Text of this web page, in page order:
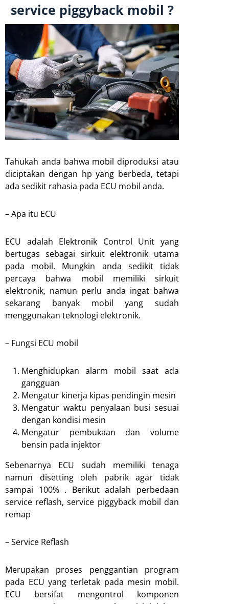
service piggyback mobil ?
Tahukah anda bahwa mobil diproduksi atau
diciptakan dengan hp yang berbeda, tetapi
ada sedikit rahasia pada ECU mobil anda.
– Apa itu ECU
ECU adalah Elektronik Control Unit yang
bertugas sebagai sirkuit elektronik utama
pada mobil. Mungkin anda sedikit tidak
percaya bahwa mobil memiliki sirkuit
elektronik, namun perlu anda ingat bahwa
sekarang banyak mobil yang sudah
menggunakan teknologi elektronik.
– Fungsi ECU mobil
Menghidupkan alarm mobil saat ada
gangguan
Mengatur kinerja kipas pendingin mesin
Mengatur waktu penyalaan busi sesuai
dengan kondisi mesin
Mengatur pembukaan dan volume
bensin pada injektor
Sebenarnya ECU sudah memiliki tenaga
namun disetting oleh pabrik agar tidak
sampai 100% . Berikut adalah perbedaan
service reflash, service piggyback mobil dan
remap
– Service Reflash
Merupakan proses penggantian program
pada ECU yang terletak pada mesin mobil.
ECU bersifat mengontrol komponen